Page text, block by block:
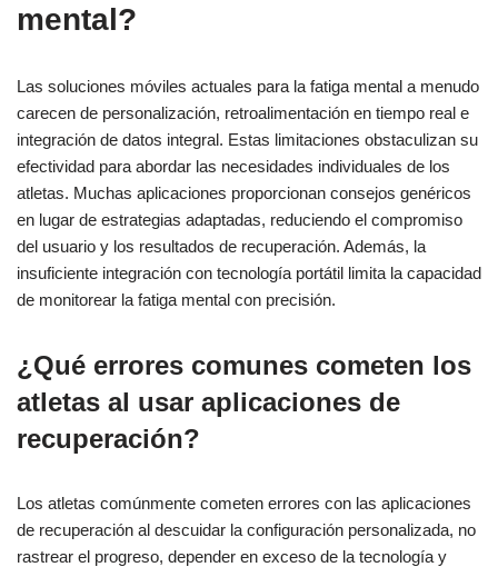
mental?
Las soluciones móviles actuales para la fatiga mental a menudo
carecen de personalización, retroalimentación en tiempo real e
integración de datos integral. Estas limitaciones obstaculizan su
efectividad para abordar las necesidades individuales de los
atletas. Muchas aplicaciones proporcionan consejos genéricos
en lugar de estrategias adaptadas, reduciendo el compromiso
del usuario y los resultados de recuperación. Además, la
insuficiente integración con tecnología portátil limita la capacidad
de monitorear la fatiga mental con precisión.
¿Qué errores comunes cometen los
atletas al usar aplicaciones de
recuperación?
Los atletas comúnmente cometen errores con las aplicaciones
de recuperación al descuidar la configuración personalizada, no
rastrear el progreso, depender en exceso de la tecnología y